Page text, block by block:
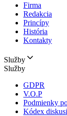
Firma
Redakcia
Princípy
História
Kontakty
Služby
Služby
GDPR
V.O.P
Podmienky
Kódex